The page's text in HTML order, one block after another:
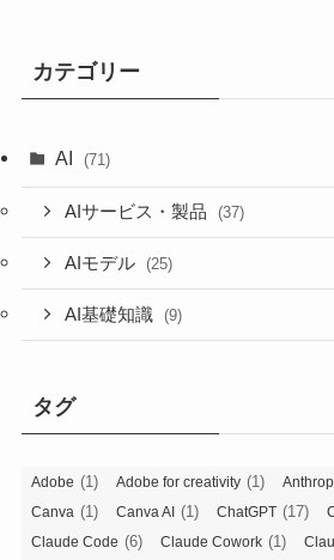
カテゴリー
AI (71)
AIサービス・製品 (37)
AIモデル (25)
AI基礎知識 (9)
タグ
Adobe (1) Adobe for creativity (1)
Canva (1) Canva AI (1) ChatGPT (17)
Claude Code (6) Claude Cowork (1)